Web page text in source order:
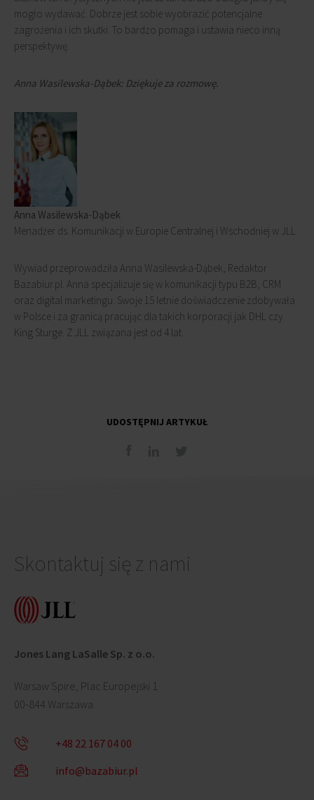
mogło wydawać. Dobrze jest sobie wyobrazić potencjalne
zagrożenia i ich skutki. To bardzo pomaga i ustawia nieco inną
perspektywę.
Anna Wasilewska-Dąbek: Dziękuje za rozmowę.
Anna Wasilewska-Dąbek
Menadżer ds. Komunikacji w Europie Centralnej i Wschodniej w JLL
Wywiad przeprowadziła Anna Wasilewska-Dąbek, Redaktor
Bazabiur.pl. Anna specjalizuje się w komunikacji typu B2B, CRM
oraz digital marketingu. Swoje 15 letnie doświadczenie zdobywała
w Polsce i za granicą pracując dla takich korporacji jak DHL czy
King Sturge. Z JLL związana jest od 4 lat.
UDOSTĘPNIJ ARTYKUŁ
Skontaktuj się z nami
Jones Lang LaSalle Sp. z o.o.
Warsaw Spire, Plac Europejski 1
00-844 Warszawa
+48 22 167 04 00
info@bazabiur.pl